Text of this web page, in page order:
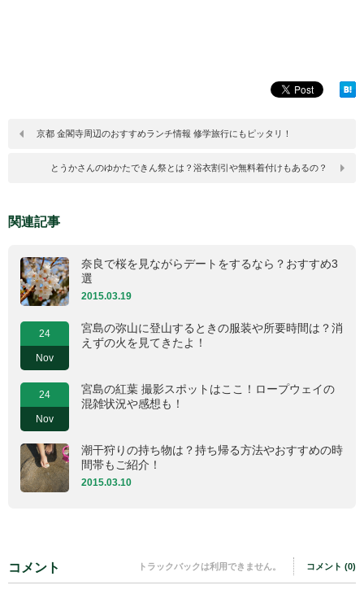
京都 金閣寺周辺のおすすめランチ情報 修学旅行にもピッタリ！
とうかさんのゆかたできん祭とは？浴衣割引や無料着付けもあるの？
関連記事
奈良で桜を見ながらデートをするなら？おすすめ3
選
2015.03.19
24
Nov
宮島の弥山に登山するときの服装や所要時間は？消
えずの火を見てきたよ！
24
Nov
宮島の紅葉 撮影スポットはここ！ロープウェイの
混雑状況や感想も！
潮干狩りの持ち物は？持ち帰る方法やおすすめの時
間帯もご紹介！
2015.03.10
コメント トラックバックは利用できません。 コメント (0)